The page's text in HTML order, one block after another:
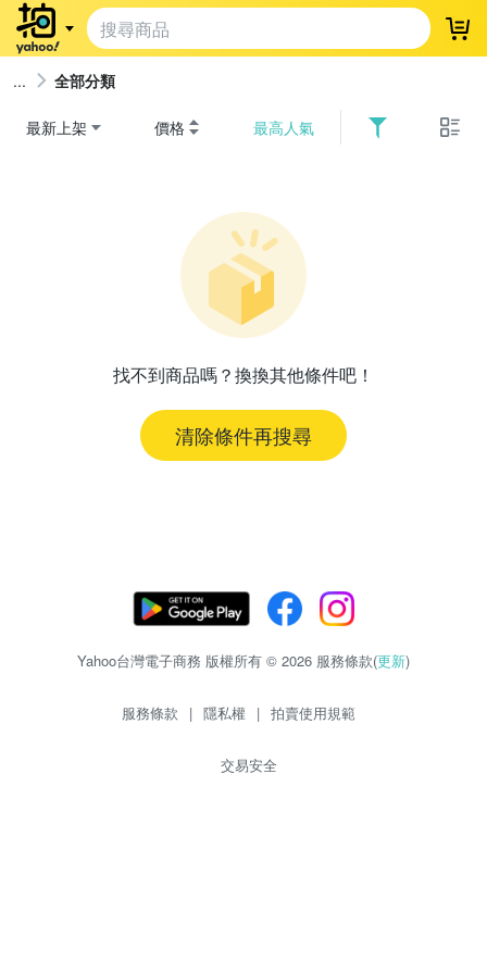
登
全部分類
最新上架 價格 最高人氣
找不到商品嗎？換換其他條件吧！
清除條件再搜尋
Yahoo台灣電子商務 版權所有 © 2026 服務條款(更新)
服務條款 | 隱私權 | 拍賣使用規範
交易安全